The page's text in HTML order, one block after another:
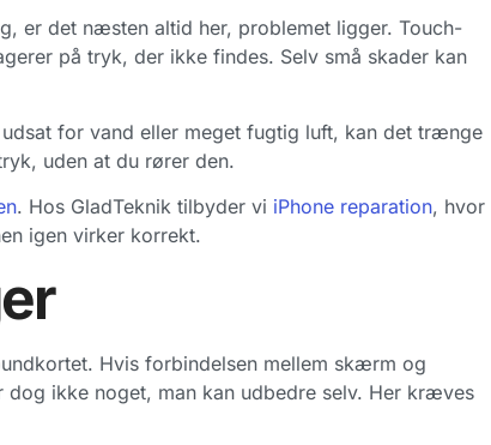
er det næsten altid her, problemet ligger. Touch-
på tryk, der ikke findes. Selv små skader kan
for vand eller meget fugtig luft, kan det trænge
uden at du rører den.
. Hos GladTeknik tilbyder vi iPhone reparation, hvor
igen virker korrekt.
Hvis forbindelsen mellem skærm og
ikke noget, man kan udbedre selv. Her kræves